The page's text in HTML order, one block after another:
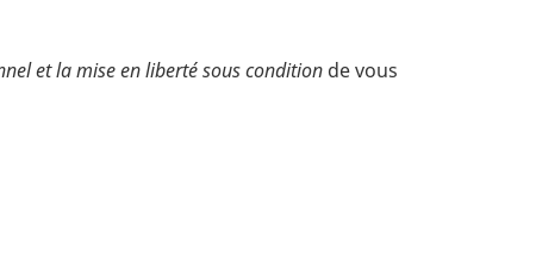
et la mise en liberté sous condition de vous